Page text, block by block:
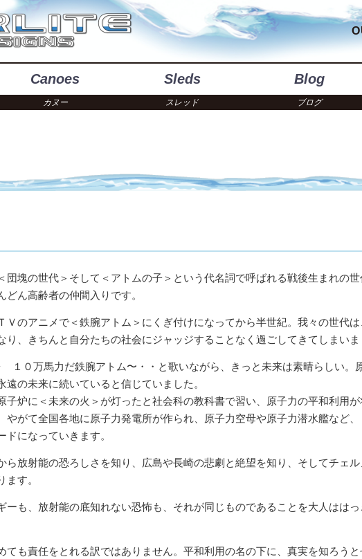
Canoes
カヌー
Sleds
スレッド
Blog
ブログ
団塊の世代＞そして＜アトムの子＞という代名詞で呼ばれる戦後生まれの
ん高齢者の仲間入りです。
Ｖのアニメで＜鉄腕アトム＞にくぎ付けになってから半世紀。我々の世代
り、きちんと自分たちの社会にジャッジすることなく過ごしてきてしまいま
１０万馬力だ鉄腕アトム〜・・と歌いながら、きっと未来は素晴らしい。
の未来に続いていると信じていました。
子炉に＜未来の火＞が灯ったと社会科の教科書で習い、原子力の平和利用
やがて全国各地に原子力発電所が作られ、原子力空母や原子力潜水艦など
ドになっていきます。
ら放射能の恐ろしさを知り、広島や長崎の悲劇と絶望を知り、そしてチェル
す。
ーも、放射能の底知れない恐怖も、それが同じものであることを大人ははっ
ても責任をとれる訳ではありません。平和利用の名の下に、真実を知ろうと